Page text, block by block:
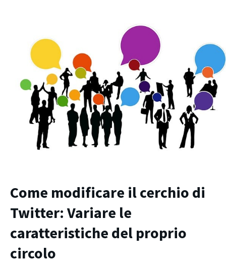
Come modificare il cerchio di
Twitter: Variare le
caratteristiche del proprio
circolo